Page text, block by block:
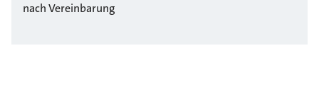
nach Vereinbarung